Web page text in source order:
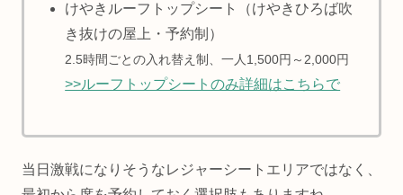
けやきルーフトップシート（けやきひろば吹
き抜けの屋上・予約制）
2.5時間ごとの入れ替え制、一人1,500円～2,000円
>>ルーフトップシートのみ詳細はこちらで
当日激戦になりそうなレジャーシートエリアではなく、